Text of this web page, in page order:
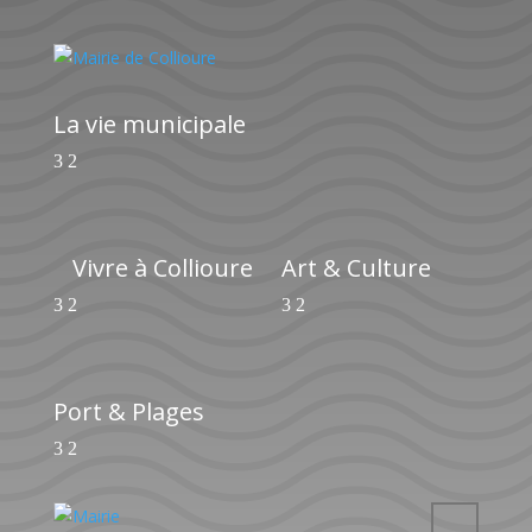
La vie municipale
Vivre à Collioure Art & Culture
Port & Plages